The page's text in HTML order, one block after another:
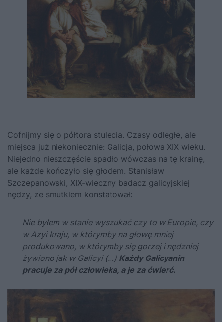
Cofnijmy się o półtora stulecia. Czasy odległe, ale
miejsca już niekoniecznie: Galicja, połowa XIX wieku.
Niejedno nieszczęście spadło wówczas na tę krainę,
ale każde kończyło się głodem. Stanisław
Szczepanowski, XIX-wieczny badacz galicyjskiej
nędzy, ze smutkiem konstatował:
Nie byłem w stanie wyszukać czy to w Europie, czy
w Azyi kraju, w którymby na głowę mniej
produkowano, w którymby się gorzej i nędzniej
żywiono jak w Galicyi (…) Każdy Galicyanin
pracuje za pół człowieka, a je za ćwierć.